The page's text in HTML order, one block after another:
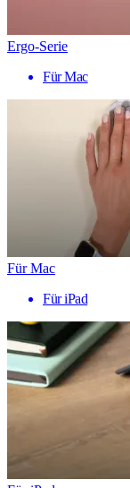
Ergo-Serie
Für Mac
Für Mac
Für iPad